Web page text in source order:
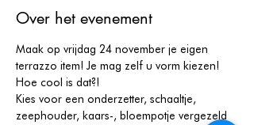
Over het evenement
Maak op vrijdag 24 november je eigen
terrazzo item! Je mag zelf u vorm kiezen!
Hoe cool is dat?!
Kies voor een onderzetter, schaaltje,
zeephouder, kaars-, bloempotje vergezeld